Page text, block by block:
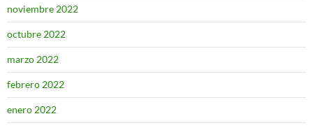
noviembre 2022
octubre 2022
marzo 2022
febrero 2022
enero 2022